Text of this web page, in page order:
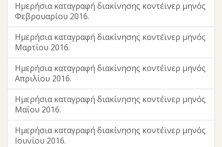
Ημερήσια καταγραφή διακίνησης κοντέϊνερ μηνός
Φεβρουαρίου 2016.
Ημερήσια καταγραφή διακίνησης κοντέϊνερ μηνός
Μαρτίου 2016.
Ημερήσια καταγραφή διακίνησης κοντέϊνερ μηνός
Απριλίου 2016.
Ημερήσια καταγραφή διακίνησης κοντέϊνερ μηνός
Μαΐου 2016.
Ημερήσια καταγραφή διακίνησης κοντέϊνερ μηνός
Ιουνίου 2016.